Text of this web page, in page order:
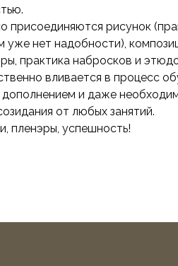
присоединяются рисунок
уже нет надобности),
практика набросков и
вливается в процесс
и даже
от любых занятий.
пленэры, успешность!